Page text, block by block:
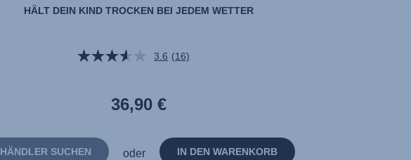
HÄLT DEIN KIND TROCKEN BEI JEDEM WETTER
3.6 16
(16)
36,90 €
IN DEN WARENKORB
oder
HÄNDLER SUCHEN